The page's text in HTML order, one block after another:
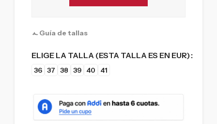
Guía de tallas
ELIGE LA TALLA (ESTA TALLA ES EN EUR)
36 37 38 39 40 41